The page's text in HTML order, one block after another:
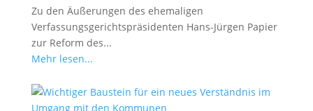
Zu den Äußerungen des ehemaligen
Verfassungsgerichtspräsidenten Hans-Jürgen Papier
zur Reform des...
Mehr lesen...